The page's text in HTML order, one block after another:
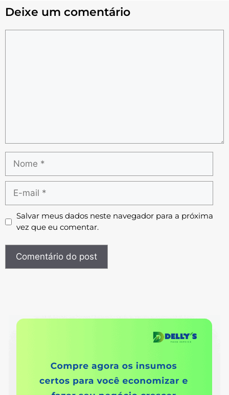
Deixe um comentário
Salvar meus dados neste navegador para a próxima
vez que eu comentar.